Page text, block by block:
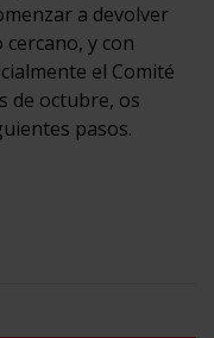
a devolver
y con
el Comité
de octubre, os
pasos.